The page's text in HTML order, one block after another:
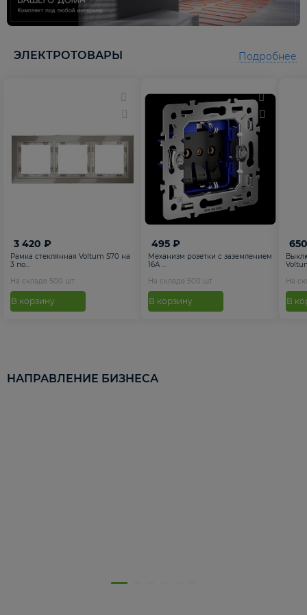
ЭЛЕКТРОТОВАРЫ
3 420 ₽
Рамка стеклянная Voltum S70 на
3 по...
На складе 500 шт
В корзину
495 ₽
Механизм розетки с заземлением
16А ...
На складе 500 шт
В корзину
На
В
Подробнее
НАПРАВЛЕНИЕ БИЗНЕСА